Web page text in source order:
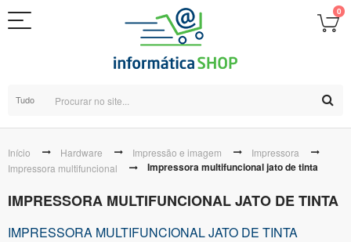
0
Tudo
Início Hardware Impressão e imagem
Impressora
Impressora multifuncional
Impressora multifuncional jato de tinta
IMPRESSORA MULTIFUNCIONAL JATO DE TINTA
IMPRESSORA MULTIFUNCIONAL JATO DE TINTA